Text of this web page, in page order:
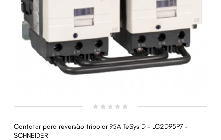
Contator para reversão tripolar 95A TeSys D - LC2D95P7 -
SCHNEIDER